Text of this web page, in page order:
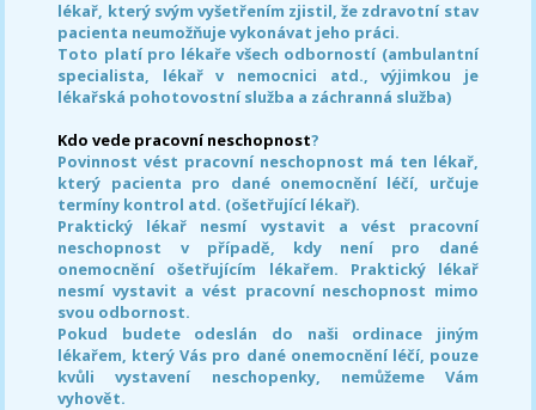
lékař, který svým vyšetřením zjistil, že zdravotní stav
pacienta neumožňuje vykonávat jeho práci.
Toto platí pro lékaře všech odborností (ambulantní
specialista, lékař v nemocnici atd., výjimkou je
lékařská pohotovostní služba a záchranná služba)
Kdo vede pracovní neschopnost?
Povinnost vést pracovní neschopnost má ten lékař,
který pacienta pro dané onemocnění léčí, určuje
termíny kontrol atd. (ošetřující lékař).
Praktický lékař nesmí vystavit a vést pracovní
neschopnost v případě, kdy není pro dané
onemocnění ošetřujícím lékařem. Praktický lékař
nesmí vystavit a vést pracovní neschopnost mimo
svou odbornost.
Pokud budete odeslán do naši ordinace jiným
lékařem, který Vás pro dané onemocnění léčí, pouze
kvůli vystavení neschopenky, nemůžeme Vám
vyhovět.